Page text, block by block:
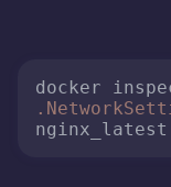
docker